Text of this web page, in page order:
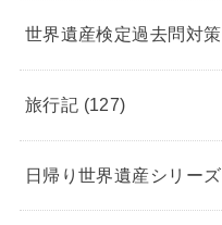
世界遺産検定過去問対策
旅行記 (127)
日帰り世界遺産シリーズ